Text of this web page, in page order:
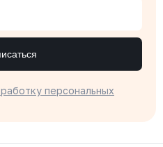
персональных